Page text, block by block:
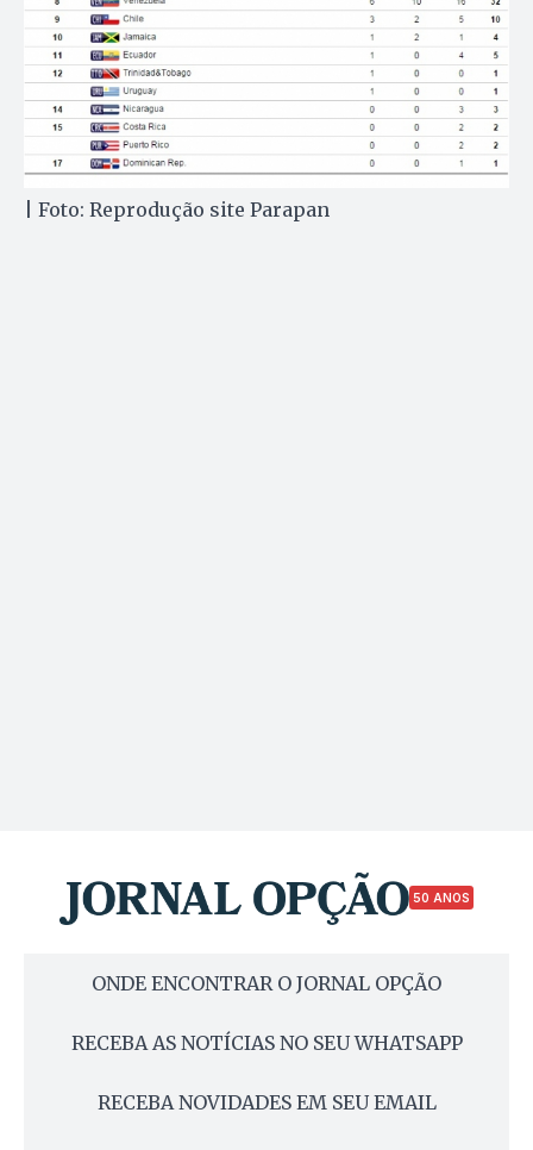
| Foto: Reprodução site Parapan
50 ANOS
ONDE ENCONTRAR O JORNAL OPÇÃO
RECEBA AS NOTÍCIAS NO SEU WHATSAPP
RECEBA NOVIDADES EM SEU EMAIL